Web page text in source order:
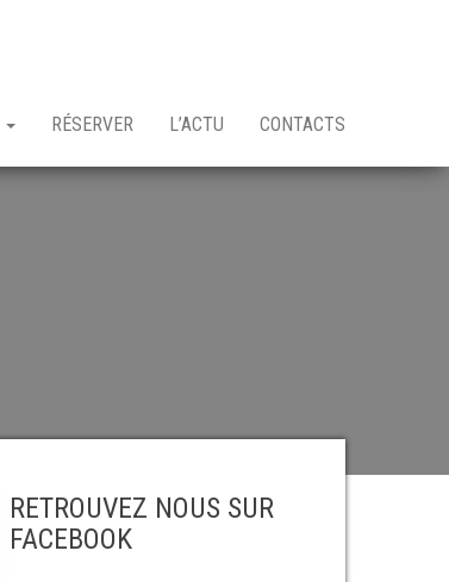
RÉSERVER L’ACTU CONTACTS
RETROUVEZ NOUS SUR
FACEBOOK